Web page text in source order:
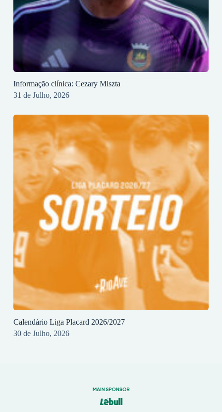
Informação clínica: Cezary Miszta
31 de Julho, 2026
Calendário Liga Placard 2026/2027
30 de Julho, 2026